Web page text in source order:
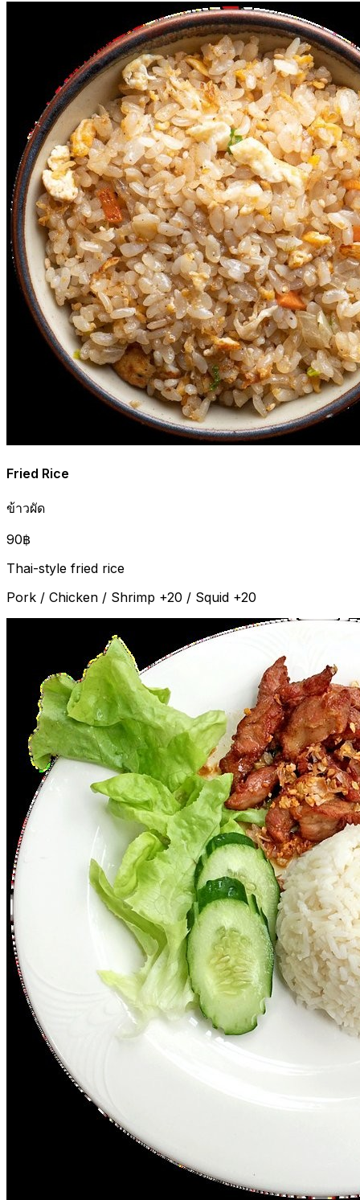
Fried Rice
ข้าวผัด
90฿
Thai-style fried rice
Pork / Chicken / Shrimp +20 / Squid +20